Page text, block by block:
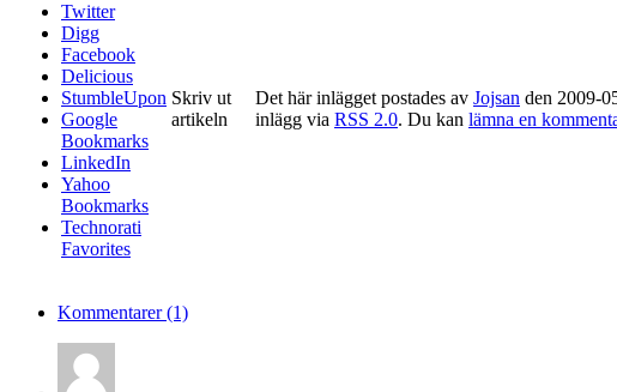
Twitter
Digg
Facebook
Delicious
StumbleUpon
Google
Bookmarks
LinkedIn
Yahoo
Bookmarks
Technorati
Favorites
Skriv ut
artikeln
Det här inlägget postades av Jojsan den 2009-
inlägg via RSS 2.0. Du kan lämna en
Kommentarer (1)